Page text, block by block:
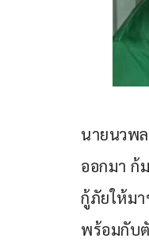
นายนวพล
ออกมา ก้
กู้ภัยให้มา
พร้อมกับ